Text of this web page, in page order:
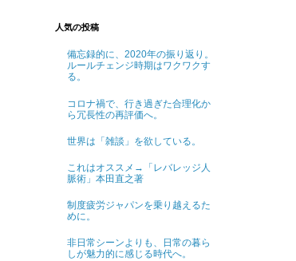
人気の投稿
備忘録的に、2020年の振り返り。
ルールチェンジ時期はワクワクす
る。
コロナ禍で、行き過ぎた合理化か
ら冗長性の再評価へ。
世界は「雑談」を欲している。
これはオススメ→「レバレッジ人
脈術」本田直之著
制度疲労ジャパンを乗り越えるた
めに。
非日常シーンよりも、日常の暮ら
しが魅力的に感じる時代へ。